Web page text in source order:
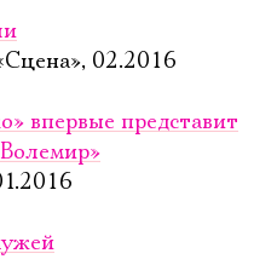
02.2016
впервые представит